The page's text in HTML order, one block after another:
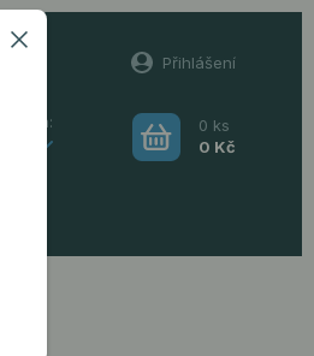
Přihlášení
0 ks
0 Kč